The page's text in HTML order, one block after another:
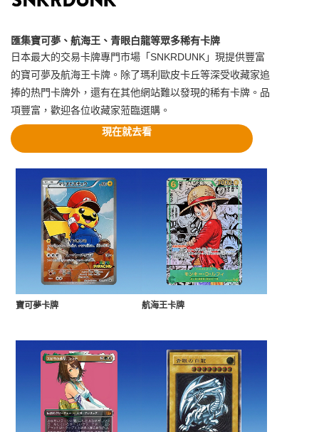
匯集寶可夢、航海王、青眼白龍等眾多稀有卡牌
日本最大的交易卡牌專門市場「SNKRDUNK」現提供豐富
的寶可夢及航海王卡牌。除了瑪利歐皮卡丘等深受收藏家追
捧的热門卡牌外，還有在其他網站難以發現的稀有卡牌。品
項豐富，歡迎各位收藏家蒞臨選購。
現在就去看
寶可夢卡牌 航海王卡牌